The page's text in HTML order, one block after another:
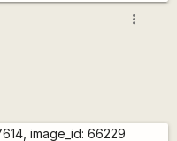
more_vert